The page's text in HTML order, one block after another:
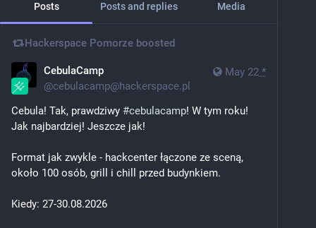
Posts Posts and replies Media
Hackerspace Pomorze boosted
May 22 *
CebulaCamp
@cebulacamp@hackerspace.pl
Cebula! Tak, prawdziwy #cebulacamp! W tym roku!
Jak najbardziej! Jeszcze jak!
Format jak zwykle - hackcenter łączone ze sceną,
około 100 osób, grill i chill przed budynkiem.
Kiedy: 27-30.08.2026